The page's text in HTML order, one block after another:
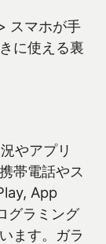
スマホが手
に使える裏
やアプリ
帯電話やス
App
グラミング
ます。ガラ